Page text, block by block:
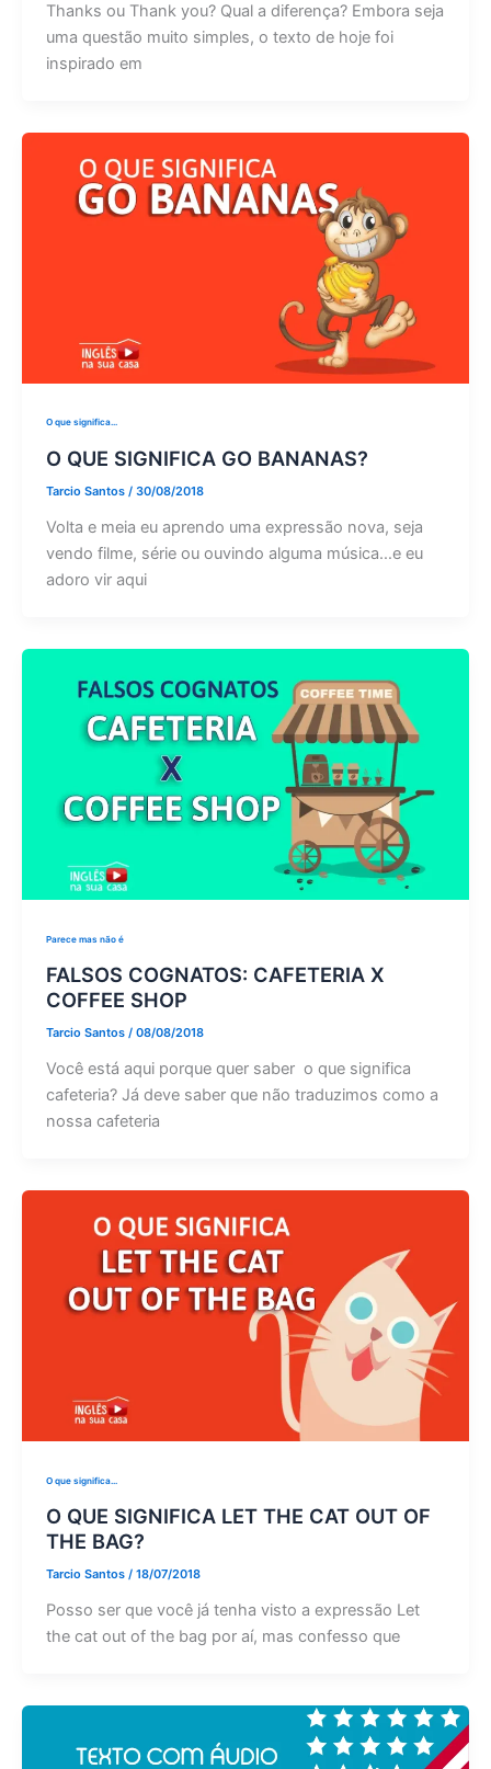
Thanks ou Thank you? Qual a diferença? Embora seja
uma questão muito simples, o texto de hoje foi
inspirado em
O que significa...
O QUE SIGNIFICA GO BANANAS?
Tarcio Santos / 30/08/2018
Volta e meia eu aprendo uma expressão nova, seja
vendo filme, série ou ouvindo alguma música…e eu
adoro vir aqui
Parece mas não é
FALSOS COGNATOS: CAFETERIA X
COFFEE SHOP
Tarcio Santos / 08/08/2018
Você está aqui porque quer saber o que significa
cafeteria? Já deve saber que não traduzimos como a
nossa cafeteria
O que significa...
O QUE SIGNIFICA LET THE CAT OUT OF
THE BAG?
Tarcio Santos / 18/07/2018
Posso ser que você já tenha visto a expressão Let
the cat out of the bag por aí, mas confesso que